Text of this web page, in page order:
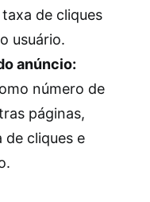
de cliques
usuário.
anúncio:
número de
páginas,
de cliques e